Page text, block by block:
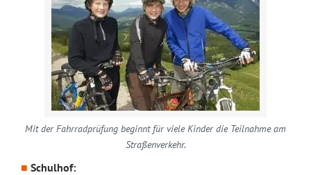
Mit der Fahrradprüfung beginnt für viele Kinder die Teilnahme am
Straßenverkehr.
Schulhof: